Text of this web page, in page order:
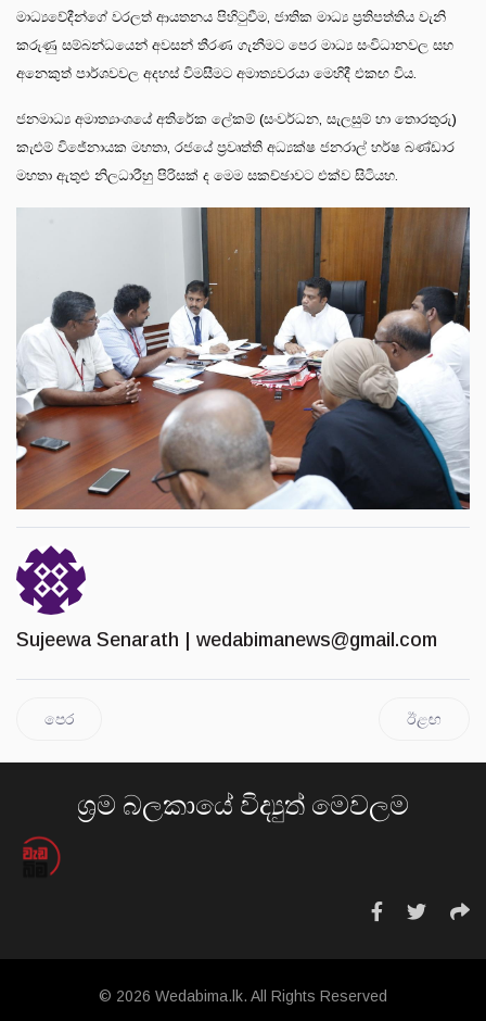
මාධ්‍යවේදීන්ගේ වරලත් ආයතනය පිහිටුවීම, ජාතික මාධ්‍ය ප්‍රතිපත්තිය වැනි
කරුණු සම්බන්ධයෙන් අවසන් තීරණ ගැනීමට පෙර මාධ්‍ය සංවිධානවල සහ
අනෙකුත් පාර්ශවවල අදහස් විමසීමට අමාත්‍යවරයා මෙහිදී එකඟ විය.
ජනමාධ්‍ය අමාත්‍යාංශයේ අතිරේක ලේකම් (සංවර්ධන, සැලසුම් හා තොරතුරු)
කැළුම් විජේනායක මහතා, රජයේ ප්‍රවෘත්ති අධ්‍යක්ෂ ජනරාල් හර්ෂ බණ්ඩාර
මහතා ඇතුළු නිලධාරීහු පිරිසක් ද මෙම සකච්ඡාවට එක්ව සිටියහ.
Sujeewa Senarath | wedabimanews@gmail.com
පෙර ඊළඟ
ශ්‍රම බලකායේ විද්‍යුත් මෙවලම
© 2026 Wedabima.lk. All Rights Reserved